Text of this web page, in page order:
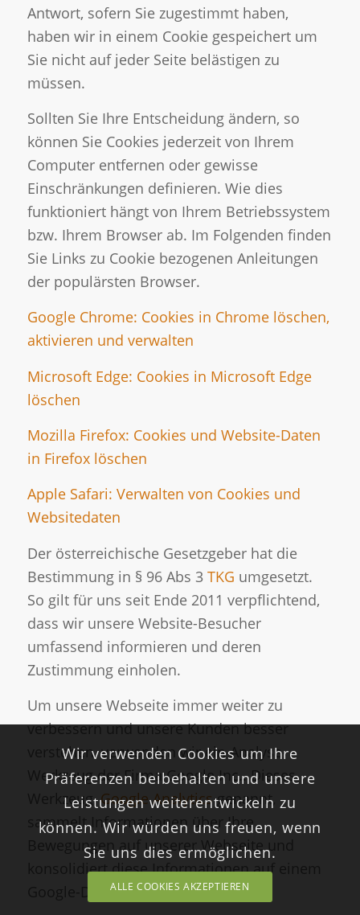
Antwort, sofern Sie zugestimmt haben,
haben wir in einem Cookie gespeichert um
Sie nicht auf jeder Seite belästigen zu
müssen.
Sollten Sie Ihre Entscheidung ändern, so
können Sie Cookies jederzeit von Ihrem
Computer entfernen oder gewisse
Einschränkungen definieren. Wie dies
funktioniert hängt von Ihrem Betriebssystem
bzw. Ihrem Browser ab. Im Folgenden finden
Sie Links zu Cookie bezogenen Anleitungen
der populärsten Browser.
Google Chrome: Cookies in Chrome löschen,
aktivieren und verwalten
Microsoft Edge: Cookies in Microsoft Edge
löschen
Mozilla Firefox: Cookies und Website-Daten
in Firefox löschen
Apple Safari: Verwalten von Cookies und
Websitedaten
Der österreichische Gesetzgeber hat die
Bestimmung in § 96 Abs 3 TKG umgesetzt.
So gilt für uns seit Ende 2011 verpflichtend,
dass wir unsere Website-Besucher
umfassend informieren und deren
Zustimmung einholen.
Um unsere Webseite immer weiter zu
verbessern und unsere Kunden besser
verstehen, verwenden wir ein Analyse-
Werkzeug der Firma Google Inc.. Dieses
Werkzeug,Google Analyticsgenannt,
sammelt Informationen über Ihre
Bewegungen auf unserer Webseite und
konsolidiert diese Informationen auf einem
Google-Dashboard.
Wir verwenden Cookies um Ihre
Präferenzen beibehalten und unsere
Leistungen weiterentwickeln zu
können. Wir würden uns freuen, wenn
Sie uns dies ermöglichen.
ALLE COOKIES AKZEPTIEREN